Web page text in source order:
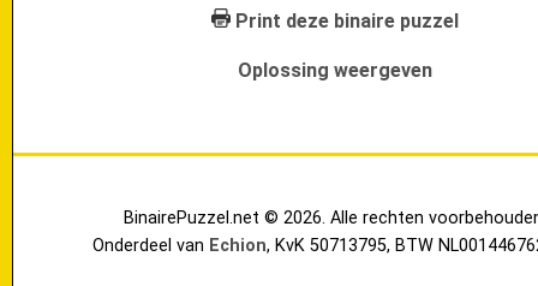
Print deze binaire puzzel
Oplossing weergeven
BinairePuzzel.net © 2026. Alle rechten
Onderdeel van Echion, KvK 50713795, BTW